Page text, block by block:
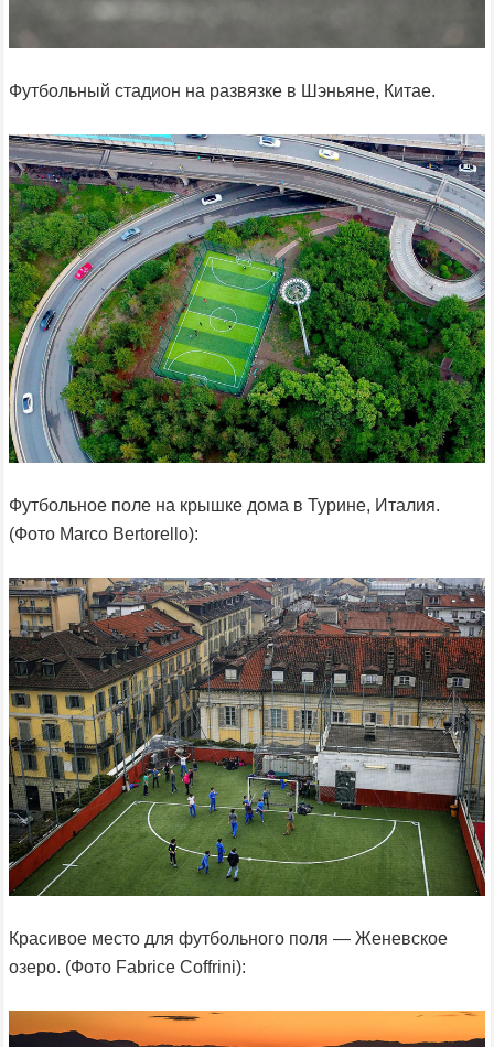
Футбольный стадион на развязке в Шэньяне, Китае.
Футбольное поле на крышке дома в Турине, Италия.
(Фото Marco Bertorello):
Красивое место для футбольного поля — Женевское
озеро. (Фото Fabrice Coffrini):